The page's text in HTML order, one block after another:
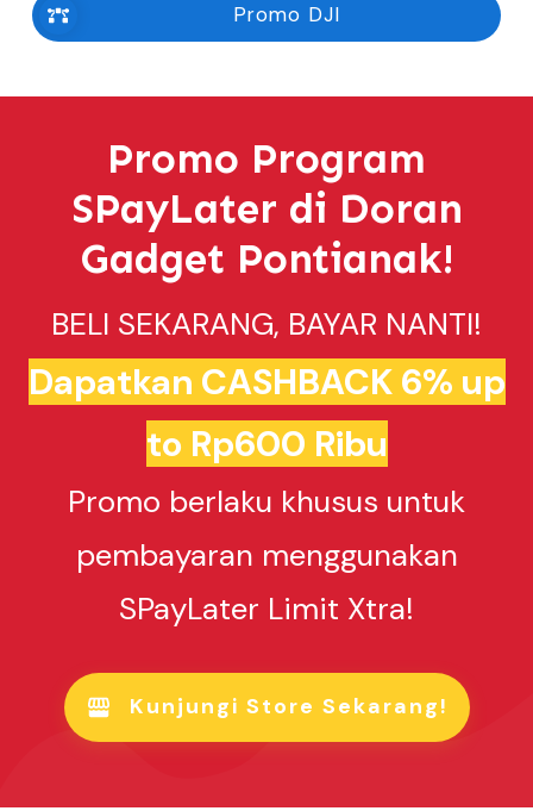
Promo DJI
Promo Program
SPayLater di Doran
Gadget Pontianak!
BELI SEKARANG, BAYAR NANTI!
Dapatkan CASHBACK 6% up
to Rp600 Ribu
Promo berlaku khusus untuk
pembayaran menggunakan
SPayLater Limit Xtra!
Kunjungi Store Sekarang!